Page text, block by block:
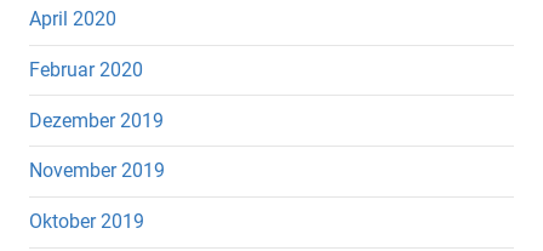
April 2020
Februar 2020
Dezember 2019
November 2019
Oktober 2019